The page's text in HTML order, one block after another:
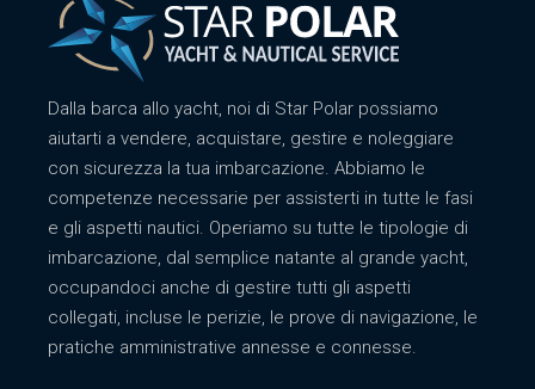
Dalla barca allo yacht, noi di Star Polar possiamo
aiutarti a vendere, acquistare, gestire e noleggiare
con sicurezza la tua imbarcazione. Abbiamo le
competenze necessarie per assisterti in tutte le fasi
e gli aspetti nautici. Operiamo su tutte le tipologie di
imbarcazione, dal semplice natante al grande yacht,
occupandoci anche di gestire tutti gli aspetti
collegati, incluse le perizie, le prove di navigazione, le
pratiche amministrative annesse e connesse.